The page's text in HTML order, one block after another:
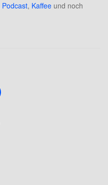
Podcast, Kaffee und noch